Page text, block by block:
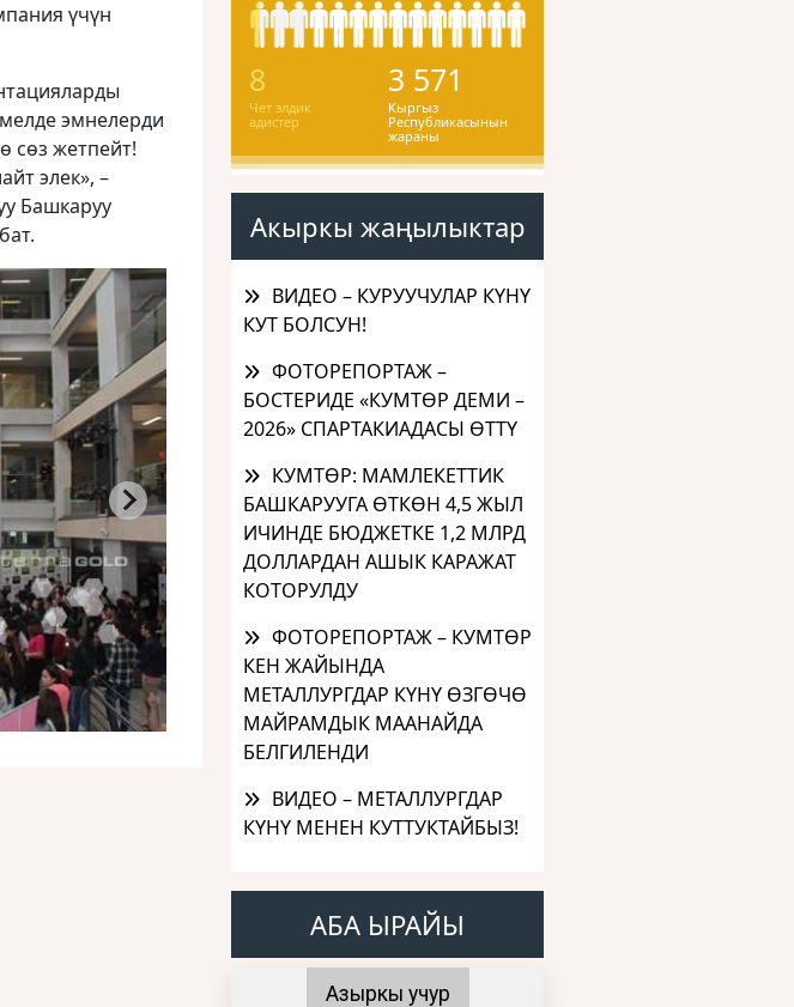
үчүн
эмнелерди
сөз жетпейт!
элек», –
Башкаруу
8
Чет элдик
адистер
3 571
Кыргыз
Республикасынын
жараны
Акыркы жаңылыктар
ВИДЕО – КУРУУЧУЛАР КҮНҮ
КУТ БОЛСУН!
ФОТОРЕПОРТАЖ –
БОСТЕРИДЕ «КУМТӨР ДЕМИ –
2026» СПАРТАКИАДАСЫ ӨТТҮ
КУМТӨР: МАМЛЕКЕТТИК
БАШКАРУУГА ӨТКӨН 4,5 ЖЫЛ
ИЧИНДЕ БЮДЖЕТКЕ 1,2 МЛРД
ДОЛЛАРДАН АШЫК КАРАЖАТ
КОТОРУЛДУ
ФОТОРЕПОРТАЖ – КУМТӨР
КЕН ЖАЙЫНДА
МЕТАЛЛУРГДАР КҮНҮ ӨЗГӨЧӨ
МАЙРАМДЫК МААНАЙДА
БЕЛГИЛЕНДИ
ВИДЕО – МЕТАЛЛУРГДАР
КҮНҮ МЕНЕН КУТТУКТАЙБЫЗ!
АБА ЫРАЙЫ
Азыркы учур